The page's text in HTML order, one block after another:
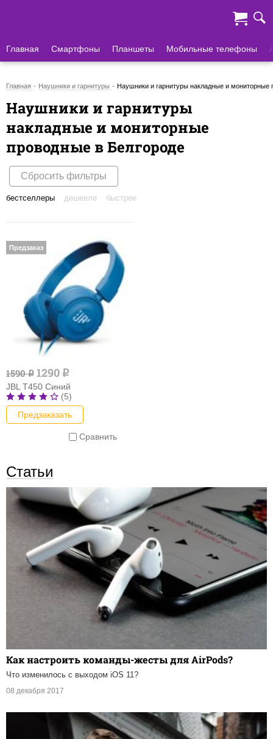
Главная Смартфоны Планшеты Мобильные телефоны
Главная Наушники и гарнитуры Наушники и гарнитуры накладные и мониторные
Наушники и гарнитуры
накладные и мониторные
проводные в Белгороде
Сбросить фильтры
бестселлеры дешевле быстрее
1590q 1290 q
JBL T450 Синий
(5)
Предзаказать
Сравнить
Предзаказ
Статьи
Как настроить команды-жесты для AirPods?
Что изменилось с выходом iOS 11?
08 декабря 2017